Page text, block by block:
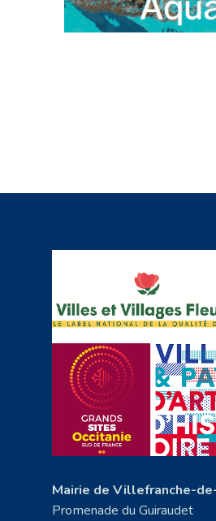
Mairie de Villefranche-
Promenade du Guiraudet